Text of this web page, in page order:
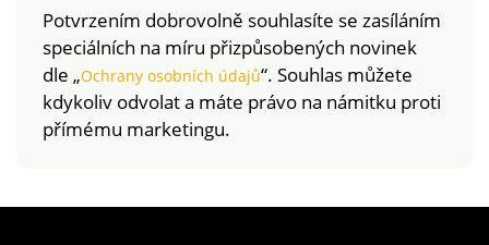
Potvrzením dobrovolně souhlasíte se zasíláním
speciálních na míru přizpůsobených novinek
dle „Ochrany osobních údajů“. Souhlas můžete
kdykoliv odvolat a máte právo na námitku proti
přímému marketingu.